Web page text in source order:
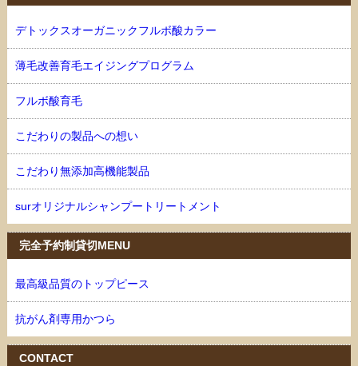
デトックスオーガニックフルボ酸カラー
薄毛改善育毛エイジングプログラム
フルボ酸育毛
こだわりの製品への想い
こだわり無添加高機能製品
surオリジナルシャンプートリートメント
完全予約制貸切MENU
最高級品質のトップピース
抗がん剤専用かつら
CONTACT